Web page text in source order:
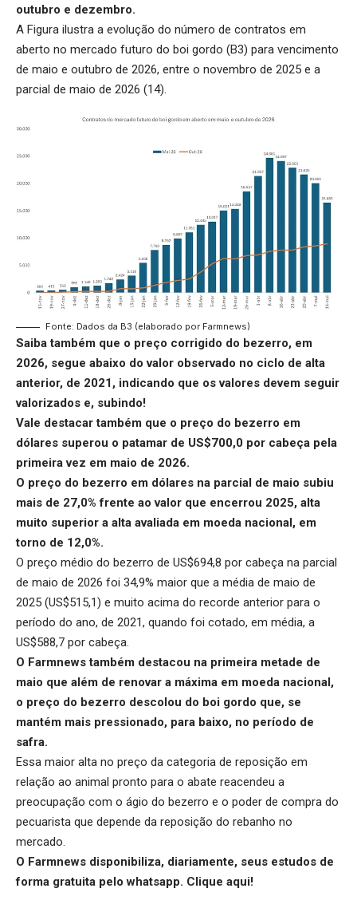
outubro e dezembro.
A Figura ilustra a evolução do número de contratos em
aberto no mercado futuro do boi gordo (B3) para vencimento
de maio e outubro de 2026, entre o novembro de 2025 e a
parcial de maio de 2026 (14).
Fonte: Dados da B3 (elaborado por Farmnews)
Saiba também que o preço corrigido do bezerro, em
2026, segue abaixo do valor observado no ciclo de alta
anterior, de 2021, indicando que os valores devem seguir
valorizados e, subindo!
Vale destacar também que o preço do bezerro em
dólares superou o patamar de US$700,0 por cabeça pela
primeira vez em maio de 2026.
O preço do bezerro em dólares na parcial de maio subiu
mais de 27,0% frente ao valor que encerrou 2025, alta
muito superior a alta avaliada em moeda nacional, em
torno de 12,0%.
O preço médio do bezerro de US$694,8 por cabeça na parcial
de maio de 2026 foi 34,9% maior que a média de maio de
2025 (US$515,1) e muito acima do recorde anterior para o
período do ano, de 2021, quando foi cotado, em média, a
US$588,7 por cabeça.
O Farmnews também destacou na primeira metade de
maio que além de renovar a máxima em moeda nacional,
o preço do bezerro descolou do boi gordo que, se
mantém mais pressionado, para baixo, no período de
safra.
Essa maior alta no preço da categoria de reposição em
relação ao animal pronto para o abate reacendeu a
preocupação com o ágio do bezerro e o poder de compra do
pecuarista que depende da reposição do rebanho no
mercado.
O Farmnews disponibiliza, diariamente, seus estudos de
forma gratuita pelo whatsapp. Clique aqui!